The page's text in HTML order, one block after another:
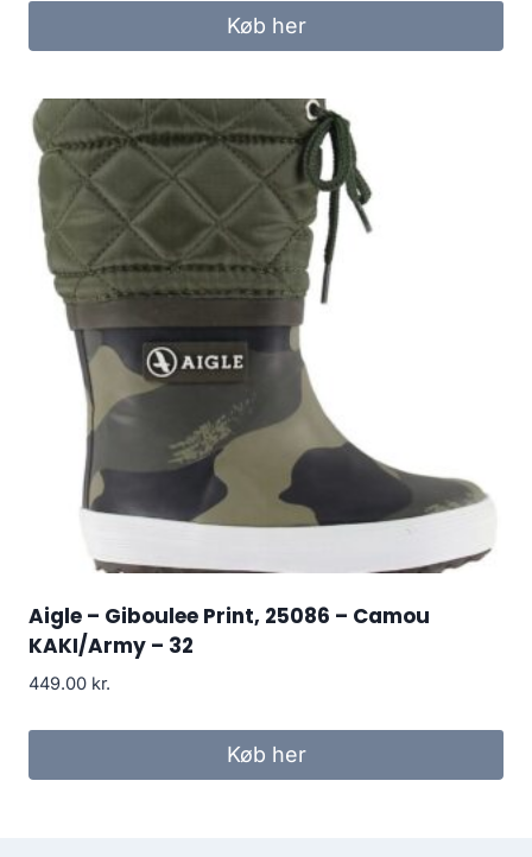
Køb her
Aigle – Giboulee Print, 25086 – Camou
KAKI/Army – 32
449.00 kr.
Køb her